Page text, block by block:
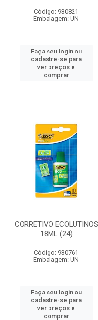
Código: 930821
Embalagem: UN
Faça seu login ou
cadastre-se para
ver preços e
comprar
CORRETIVO ECOLUTINOS
18ML (24)
Código: 930761
Embalagem: UN
Faça seu login ou
cadastre-se para
ver preços e
comprar